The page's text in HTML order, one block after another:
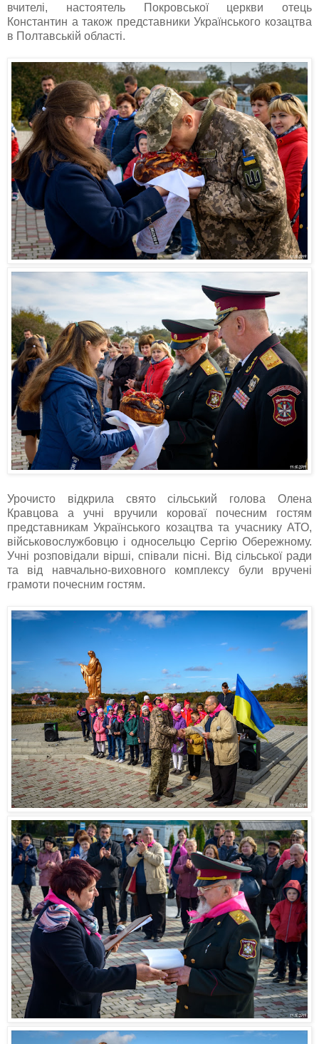
вчителі, настоятель Покровської церкви отець
Константин а також представники Українського козацтва
в Полтавській області.
Урочисто відкрила свято сільський голова Олена
Кравцова а учні вручили короваї почесним гостям
представникам Українського козацтва та учаснику АТО,
військовослужбовцю і односельцю Сергію Обережному.
Учні розповідали вірші, співали пісні. Від сільської ради
та від навчально-виховного комплексу були вручені
грамоти почесним гостям.